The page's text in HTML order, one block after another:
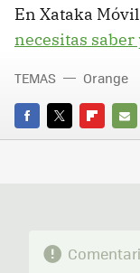
En Xataka Móvil
necesitas
FACEBOOK
TWITTER
E-
TEMAS Orange